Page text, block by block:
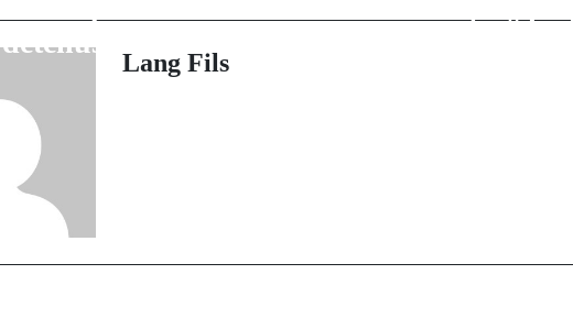
détenus libérés
exécuter” la
Lang Fils